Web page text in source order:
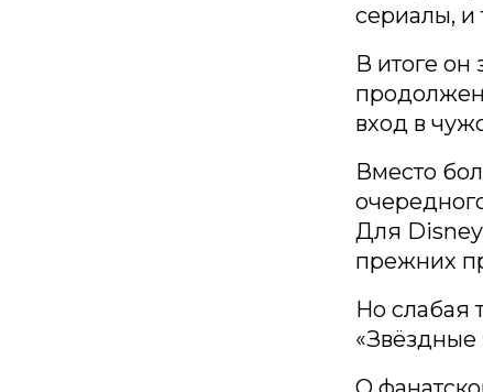
сериалы, и
В итоге
вход в
Вместо
Для Disney
прежних
Но слабая
«Звёздные